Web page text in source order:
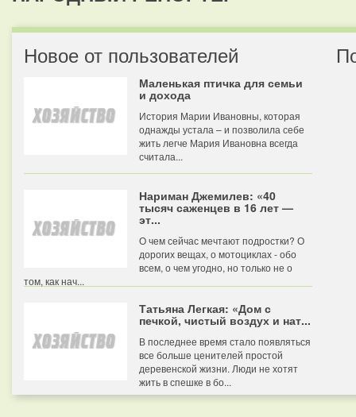
Новое от пользователей
Маленькая птичка для семьи
и дохода
История Марии Ивановны, которая
однажды устала – и позволила себе
жить легче Мария Ивановна всегда
считала...
Нариман Джемилев: «40
тысяч саженцев в 16 лет —
эт...
О чем сейчас мечтают подростки? О
дорогих вещах, о мотоциклах - обо
всем, о чем угодно, но только не о
том, как нач...
Татьяна Легкая: «Дом с
печкой, чистый воздух и нат...
В последнее время стало появляться
все больше ценителей простой
деревенской жизни. Люди не хотят
жить в спешке в бо...